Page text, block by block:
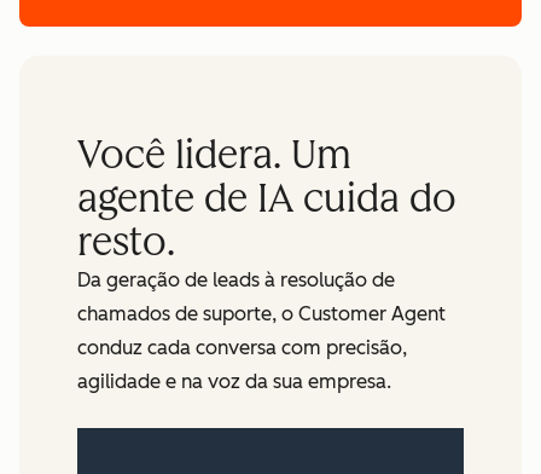
Você lidera. Um
agente de IA cuida do
resto.
Da geração de leads à resolução de
chamados de suporte, o Customer Agent
conduz cada conversa com precisão,
agilidade e na voz da sua empresa.